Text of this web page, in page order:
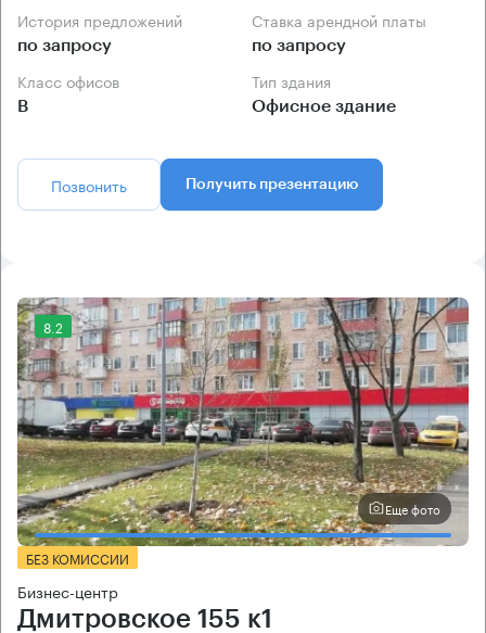
История предложений
по запросу
Ставка арендной платы
по запросу
Класс офисов
B
Тип здания
Офисное здание
Позвонить Получить презентацию
8.2
Еще фото
БЕЗ КОМИССИИ
Бизнес-центр
Дмитровское 155 к1